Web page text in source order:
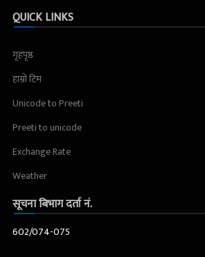
QUICK LINKS
गृहपृष्ठ
हाम्रो टिम
Unicode to Preeti
Preeti to unicode
Exchange Rate
Weather
सूचना बिभाग दर्ता नं.
602/074-075